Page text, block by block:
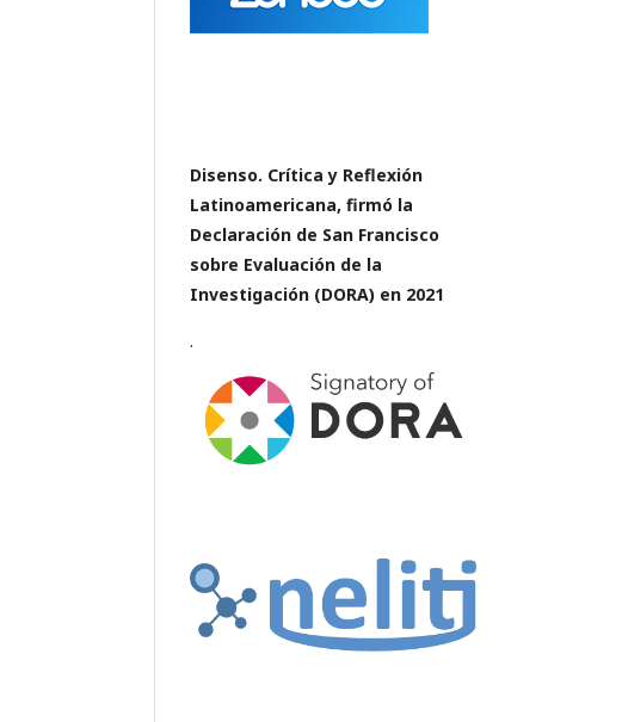
Disenso. Crítica y Reflexión
Latinoamericana, firmó la
Declaración de San Francisco
sobre Evaluación de la
Investigación (DORA) en 2021
.